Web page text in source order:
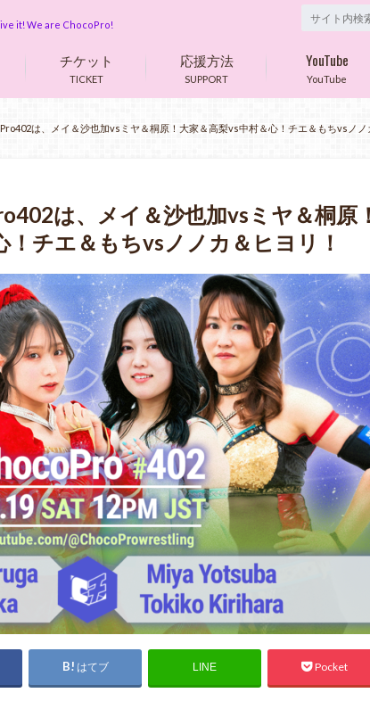
it! We are ChocoPro!
TICKET
チケット
SUPPORT
応援方法
YouTube
YouTube
は、メイ＆沙也加vsミヤ＆桐原！大家＆高梨vs中村＆心！チエ＆もちvsノノ
は、メイ＆沙也加vsミヤ＆桐原！
！チエ＆もちvsノノカ＆ヒヨリ！
はてブ LINE Pocket